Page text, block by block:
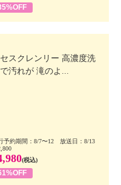
セスクレンリー 高濃度洗
汚れが 滝のよ...
予約期間：8/7〜12 放送日：8/13
(税込)